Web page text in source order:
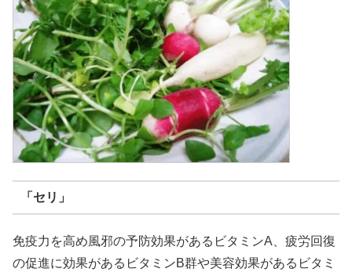
「セリ」
免疫力を高め風邪の予防効果があるビタミンA、疲労回復
の促進に効果があるビタミンB群や美容効果があるビタミ